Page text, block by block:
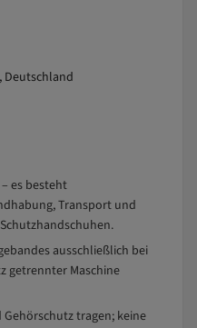
Deutschland
es besteht
Transport und
ausschließlich bei
getrennter Maschine
tragen; keine